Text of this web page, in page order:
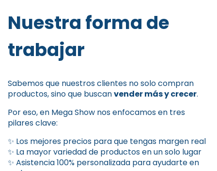
Nuestra forma de
trabajar
Sabemos que nuestros clientes no solo compran
productos, sino que buscanvender más y crecer.
Por eso, en Mega Show nos enfocamos en tres
pilares clave:
✨ Los mejores precios para que tengas margen real
✨ La mayor variedad de productos en un solo lugar
✨ Asistencia 100% personalizada para ayudarte en